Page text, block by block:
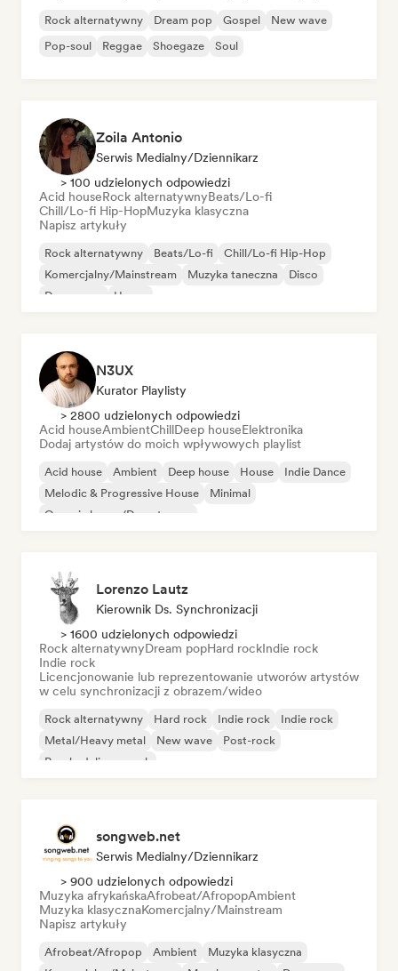
Rock alternatywny Dream pop Gospel
New wave
Pop-soul
Reggae Shoegaze Soul
Zoila Antonio
Serwis Medialny/Dziennikarz
> 100 udzielonych odpowiedzi
Acid houseRock alternatywnyBeats/Lo-fi
Chill/Lo-fi Hip-HopMuzyka klasyczna
Napisz artykuły
Rock alternatywny Beats/Lo-fi
Chill/Lo-fi Hip-Hop
Komercjalny/Mainstream
Muzyka taneczna
Disco
Dream pop
House
N3UX
Kurator Playlisty
> 2800 udzielonych odpowiedzi
Acid houseAmbientChillDeep houseElektronika
Dodaj artystów do moich wpływowych playlist
Acid house Ambient Deep house House
Indie Dance
Melodic & Progressive House
Minimal
Organic house/Downtempo
Lorenzo Lautz
Kierownik Ds. Synchronizacji
> 1600 udzielonych odpowiedzi
Rock alternatywnyDream popHard rockIndie rock
Indie rock
Licencjonowanie lub reprezentowanie utworów artystów
w celu synchronizacji z obrazem/wideo
Rock alternatywny Hard rock Indie rock
Indie rock
Metal/Heavy metal
New wave
Post-rock
Psychedeliczny rock
songweb.net
Serwis Medialny/Dziennikarz
> 900 udzielonych odpowiedzi
Muzyka afrykańskaAfrobeat/AfropopAmbient
Muzyka klasycznaKomercjalny/Mainstream
Napisz artykuły
Afrobeat/Afropop Ambient
Muzyka klasyczna